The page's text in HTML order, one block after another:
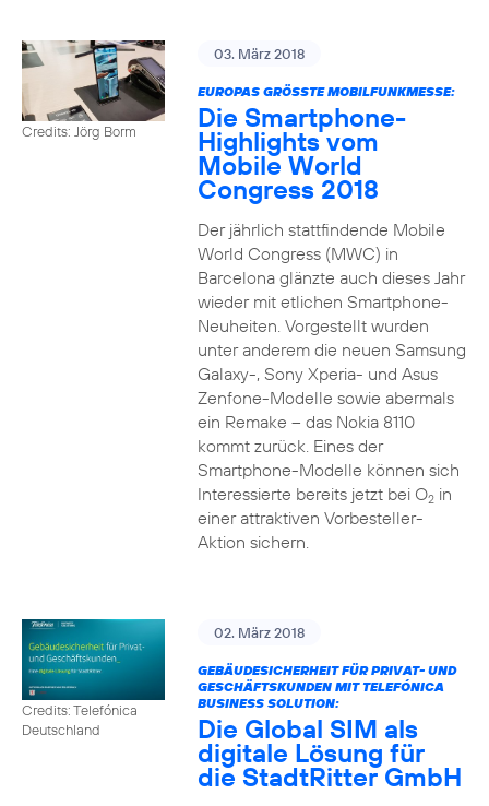
Credits: Jörg Borm
03. März 2018
EUROPAS GRÖSSTE MOBILFUNKMESSE:
Die Smartphone-
Highlights vom
Mobile World
Congress 2018
Der jährlich stattfindende Mobile
World Congress (MWC) in
Barcelona glänzte auch dieses Jahr
wieder mit etlichen Smartphone-
Neuheiten. Vorgestellt wurden
unter anderem die neuen Samsung
Galaxy-, Sony Xperia- und Asus
Zenfone-Modelle sowie abermals
ein Remake – das Nokia 8110
kommt zurück. Eines der
Smartphone-Modelle können sich
Interessierte bereits jetzt bei O2in
einer attraktiven Vorbesteller-
Aktion sichern.
Credits: Telefónica
Deutschland
02. März 2018
GEBÄUDESICHERHEIT FÜR PRIVAT- UND
GESCHÄFTSKUNDEN MIT TELEFÓNICA
BUSINESS SOLUTION:
Die Global SIM als
digitale Lösung für
die StadtRitter GmbH